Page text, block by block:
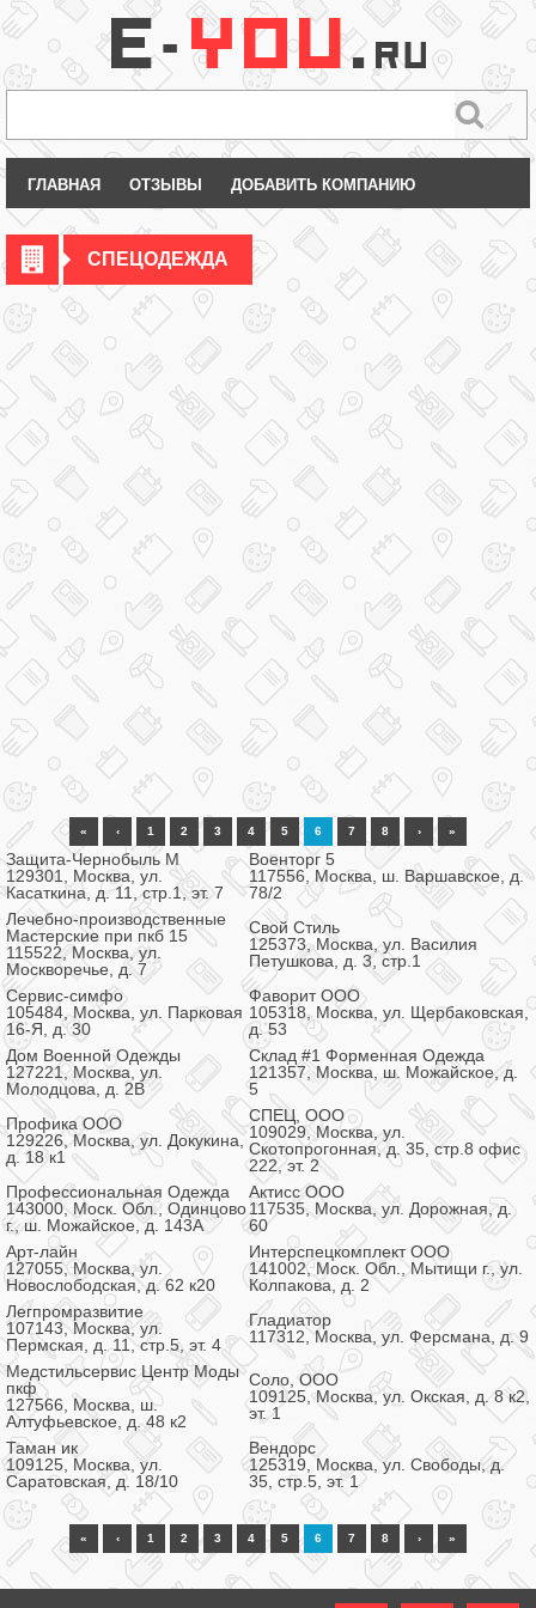
ГЛАВНАЯ ОТЗЫВЫ ДОБАВИТЬ КОМПАНИЮ
СПЕЦОДЕЖДА
« ‹ 1 2 3 4 5 6 7 8 › »
Защита-Чернобыль М
129301, Москва, ул.
Касаткина, д. 11, стр.1, эт. 7
Военторг 5
117556, Москва, ш. Варшавское, д.
78/2
Лечебно-производственные
Мастерские при пкб 15
115522, Москва, ул.
Москворечье, д. 7
Свой Стиль
125373, Москва, ул. Василия
Петушкова, д. 3, стр.1
Сервис-симфо
105484, Москва, ул. Парковая
16-Я, д. 30
Фаворит ООО
105318, Москва, ул. Щербаковская,
д. 53
Дом Военной Одежды
127221, Москва, ул.
Молодцова, д. 2В
Склад #1 Форменная Одежда
121357, Москва, ш. Можайское, д.
5
Профика ООО
129226, Москва, ул. Докукина,
д. 18 к1
СПЕЦ, ООО
109029, Москва, ул.
Скотопрогонная, д. 35, стр.8 офис
222, эт. 2
Профессиональная Одежда
143000, Моск. Обл., Одинцово
г., ш. Можайское, д. 143А
Актисс ООО
117535, Москва, ул. Дорожная, д.
60
Арт-лайн
127055, Москва, ул.
Новослободская, д. 62 к20
Интерспецкомплект ООО
141002, Моск. Обл., Мытищи г., ул.
Колпакова, д. 2
Легпромразвитие
107143, Москва, ул.
Пермская, д. 11, стр.5, эт. 4
Гладиатор
117312, Москва, ул. Ферсмана, д. 9
Медстильсервис Центр Моды
пкф
127566, Москва, ш.
Алтуфьевское, д. 48 к2
Соло, ООО
109125, Москва, ул. Окская, д. 8 к2,
эт. 1
Таман ик
109125, Москва, ул.
Саратовская, д. 18/10
Вендорс
125319, Москва, ул. Свободы, д.
35, стр.5, эт. 1
« ‹ 1 2 3 4 5 6 7 8 › »